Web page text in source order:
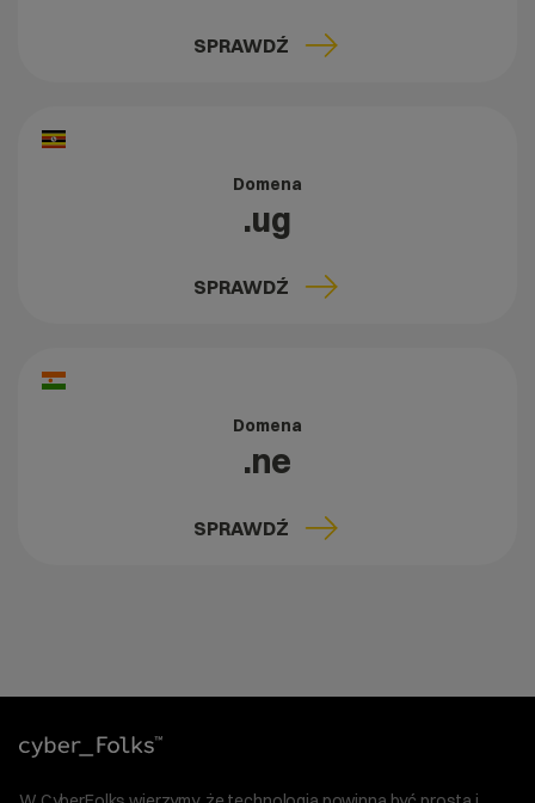
SPRAWDŹ
Domena
.ug
SPRAWDŹ
Domena
.ne
SPRAWDŹ